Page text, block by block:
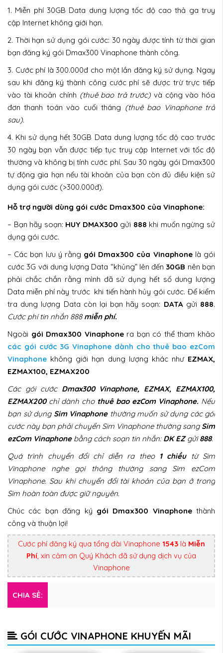
1. Miễn phí 30GB Data dung lượng tốc độ cao thả ga truy
cập Internet không giới hạn.
2. Thời hạn sử dụng gói cước: 30 ngày được tính từ thời gian
bạn đăng ký gói Dmax300 Vinaphone thành công.
3. Cước phí là 300.000đ cho một lần đăng ký sử dụng. Ngay
sau khi đăng ký thành công cước phí sẽ được trừ trực tiếp
vào tài khoản chính (thuê bao trả trước) và cộng vào hóa
đơn thanh toán vào cuối tháng (thuê bao Vinaphone trả
sau).
4. Khi sử dụng hết 30GB Data dung lượng tốc độ cao trước
30 ngày bạn vẫn được tiếp tục truy cập Internet với tốc độ
thường và không bị tính cước phí. Sau 30 ngày gói Dmax300
tự động gia hạn nếu tài khoản của bạn còn đủ điều kiện sử
dụng gói cước (>300.000đ).
Hỗ trợ người dùng gói cước Dmax300 của Vinaphone:
– Bạn hãy soạn: HUY DMAX300 gửi 888 khi muốn ngừng sử
dụng gói cước.
– Các bạn lưu ý rằng gói Dmax300 của Vinaphonelà gói
cước 3G với dung lượng Data “khủng” lên đến 30GB nên bạn
phải chắc chắn rằng mình đã sử dụng hết số dung lượng
Data miễn phí này trước khi tiến hành hủy gói cước. Để kiểm
tra dung lượng Data còn lại bạn hãy soạn: DATA gửi 888.
Cước phí tin nhắn 888miễn phí.
Ngoài gói Dmax300 Vinaphone ra bạn có thể tham khảo
các gói cước 3G Vinaphone dành cho thuê bao ezCom
Vinaphone không giới hạn dung lượng khác như EZMAX,
EZMAX100, EZMAX200
Các gói cướcDmax300 Vinaphone, EZMAX, EZMAX100,
EZMAX200 chỉ dành cho thuê bao ezCom Vinaphone. Nếu
bạn sử dụng Sim Vinaphonethường muốn sử dụng các gói
cước này bạn phải chuyển Sim Vinaphone thường sang Sim
ezCom Vinaphone bằng cách soạn tin nhắn:DK EZgửi888.
Quá trình chuyển đổi chỉ diễn ra theo 1 chiềutừ Sim
Vinaphone nghe gọi thông thường sang Sim ezCom
Vinaphone. Sau khi chuyển đổi tài khoản của bạn ở trong
Sim hoàn toàn được giữ nguyên.
Chúc các bạn đăng ký gói Dmax300 Vinaphone thành
công và thuận lợi!
Cước phí đăng ký qua tổng đài Vinaphone 1543là Miễn
Phí, xin cảm ơn Quý Khách đã sử dụng dịch vụ của
Vinaphone
CHIA SẺ:
GÓI CƯỚC VINAPHONE KHUYẾN MÃI